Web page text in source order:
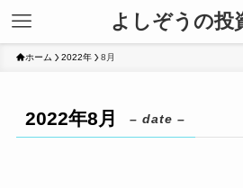
よしぞうの投
ホーム 2022年 8月
2022年8月 – date –